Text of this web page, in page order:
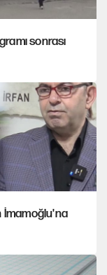
sonrası
İmamoğlu'na